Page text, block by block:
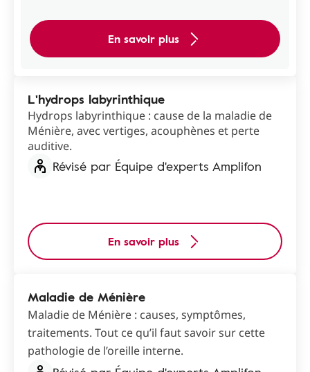
En savoir plus
L'hydrops labyrinthique
Hydrops labyrinthique : cause de la maladie de
Ménière, avec vertiges, acouphènes et perte
auditive.
Révisé par Équipe d'experts Amplifon
En savoir plus
Maladie de Ménière
Maladie de Ménière : causes, symptômes,
traitements. Tout ce qu’il faut savoir sur cette
pathologie de l’oreille interne.